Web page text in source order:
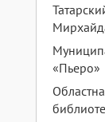
«Пьеро»